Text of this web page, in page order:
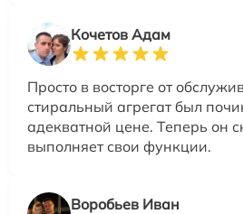
Кочетов Адам
Просто в восторге от
стиральный агрегат был
адекватной цене. Теперь он
выполняет свои функции.
Воробьев Иван